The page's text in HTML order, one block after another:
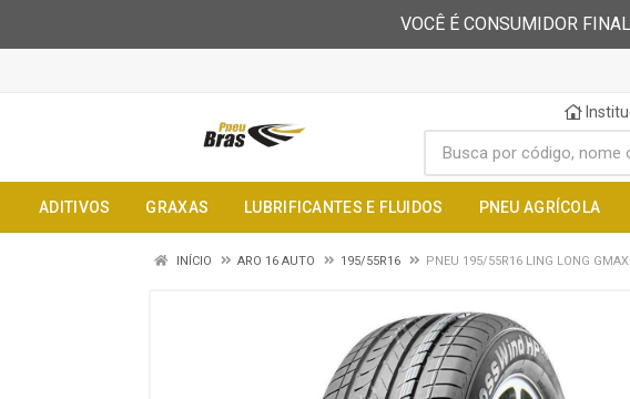
VOCÊ É CONSUMIDOR
ADITIVOS GRAXAS LUBRIFICANTES E FLUIDOS PNEU AGRÍCOLA
INÍCIO ARO 16 AUTO 195/55R16 PNEU 195/55R16 LING LONG